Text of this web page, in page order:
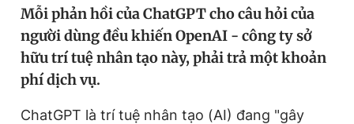
Tin thị trường Tin 360
Video
Đăng xuất
Mỗi phản hồi của ChatGPT cho câu hỏi của
người dùng đều khiến OpenAI - công ty sở
hữu trí tuệ nhân tạo này, phải trả một khoản
phí dịch vụ.
ChatGPT là trí tuệ nhân tạo (AI) đang "gây